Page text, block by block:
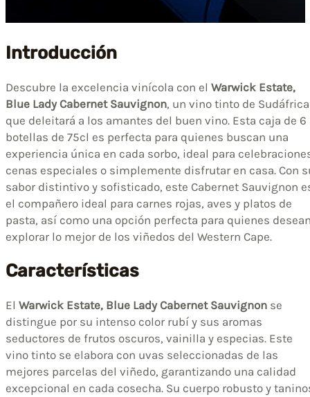
Introducción
Descubre la excelencia vinícola con el Warwick Estate,
Blue Lady Cabernet Sauvignon, un vino tinto de Sudáfrica
que deleitará a los amantes del buen vino. Esta caja de 6
botellas de 75cl es perfecta para quienes buscan una
experiencia única en cada sorbo, ideal para
cenas especiales o simplemente disfrutar en casa. Con
sabor distintivo y sofisticado, este Cabernet Sauvignon
el compañero ideal para carnes rojas, aves y platos de
pasta, así como una opción perfecta para quienes
explorar lo mejor de los viñedos del Western Cape.
Características
El Warwick Estate, Blue Lady Cabernet Sauvignon se
distingue por su intenso color rubí y sus aromas
seductores de frutos oscuros, vainilla y especias. Este
vino tinto se elabora con uvas seleccionadas de las
mejores parcelas del viñedo, garantizando una calidad
excepcional en cada cosecha. Su cuerpo robusto y